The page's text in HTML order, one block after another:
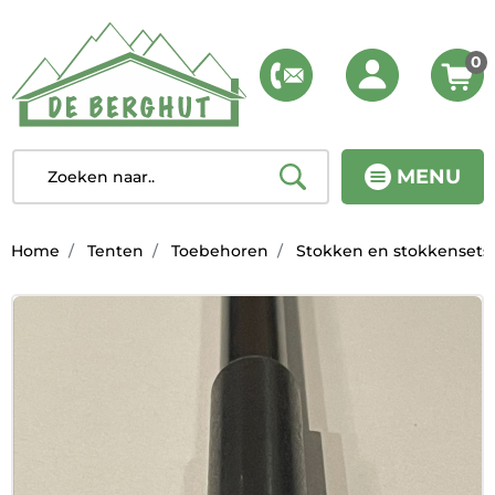
MENU
0
Home Tenten Toebehoren Stokken en stokkensets